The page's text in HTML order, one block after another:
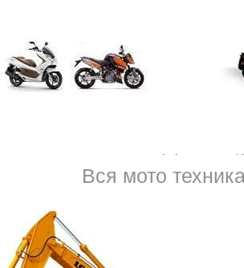
Вся мото
обязанность – внимательно следить
в консервную банку, что на самом
система управления. Отказ какой-либо
точку города на ремонт, домой на
месте, если двигатель стучит, шумит,
по стандарту. Работу выполнят